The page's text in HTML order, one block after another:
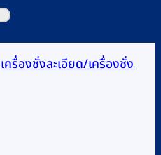
เครื่องชั่งละเอียด/เครื่องชั่ง